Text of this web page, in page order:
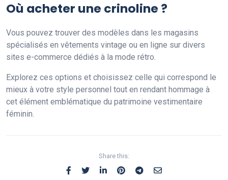
Où acheter une crinoline ?
Vous pouvez trouver des modèles dans les magasins
spécialisés en vêtements vintage ou en ligne sur divers
sites e-commerce dédiés à la mode rétro.
Explorez ces options et choisissez celle qui correspond le
mieux à votre style personnel tout en rendant hommage à
cet élément emblématique du patrimoine vestimentaire
féminin.
Share this: